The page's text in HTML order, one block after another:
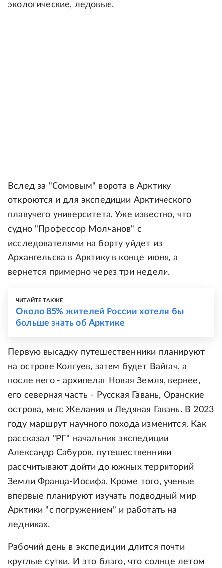
экологические, ледовые.
Вслед за "Сомовым" ворота в Арктику
откроются и для экспедиции Арктического
плавучего университета. Уже известно, что
судно "Профессор Молчанов" с
исследователями на борту уйдет из
Архангельска в Арктику в конце июня, а
вернется примерно через три недели.
ЧИТАЙТЕ ТАКЖЕ
Около 85% жителей России хотели бы
больше знать об Арктике
Первую высадку путешественники планируют
на острове Колгуев, затем будет Вайгач, а
после него - архипелаг Новая Земля, вернее,
его северная часть - Русская Гавань, Оранские
острова, мыс Желания и Ледяная Гавань. В 2023
году маршрут научного похода изменится. Как
рассказал "РГ" начальник экспедиции
Александр Сабуров, путешественники
рассчитывают дойти до южных территорий
Земли Франца-Иосифа. Кроме того, ученые
впервые планируют изучать подводный мир
Арктики "с погружением" и работать на
ледниках.
Рабочий день в экспедиции длится почти
круглые сутки. И это благо, что солнце летом